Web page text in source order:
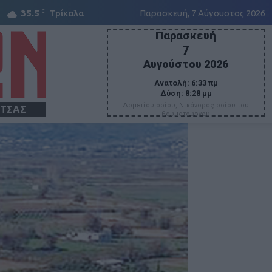
35.5 C Τρίκαλα Παρασκευή, 7 Αύγουστος 2026
Παρασκευή
7
Αυγούστου 2026
Ανατολή: 6:33 πμ
Δύση: 8:28 μμ
Δομετίου οσίου, Νικάνορος οσίου του
θαυματουργού